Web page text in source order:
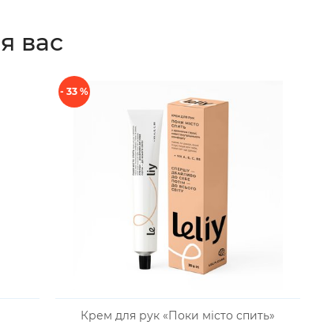
вас
- 33 %
Крем для рук «Поки місто спить»